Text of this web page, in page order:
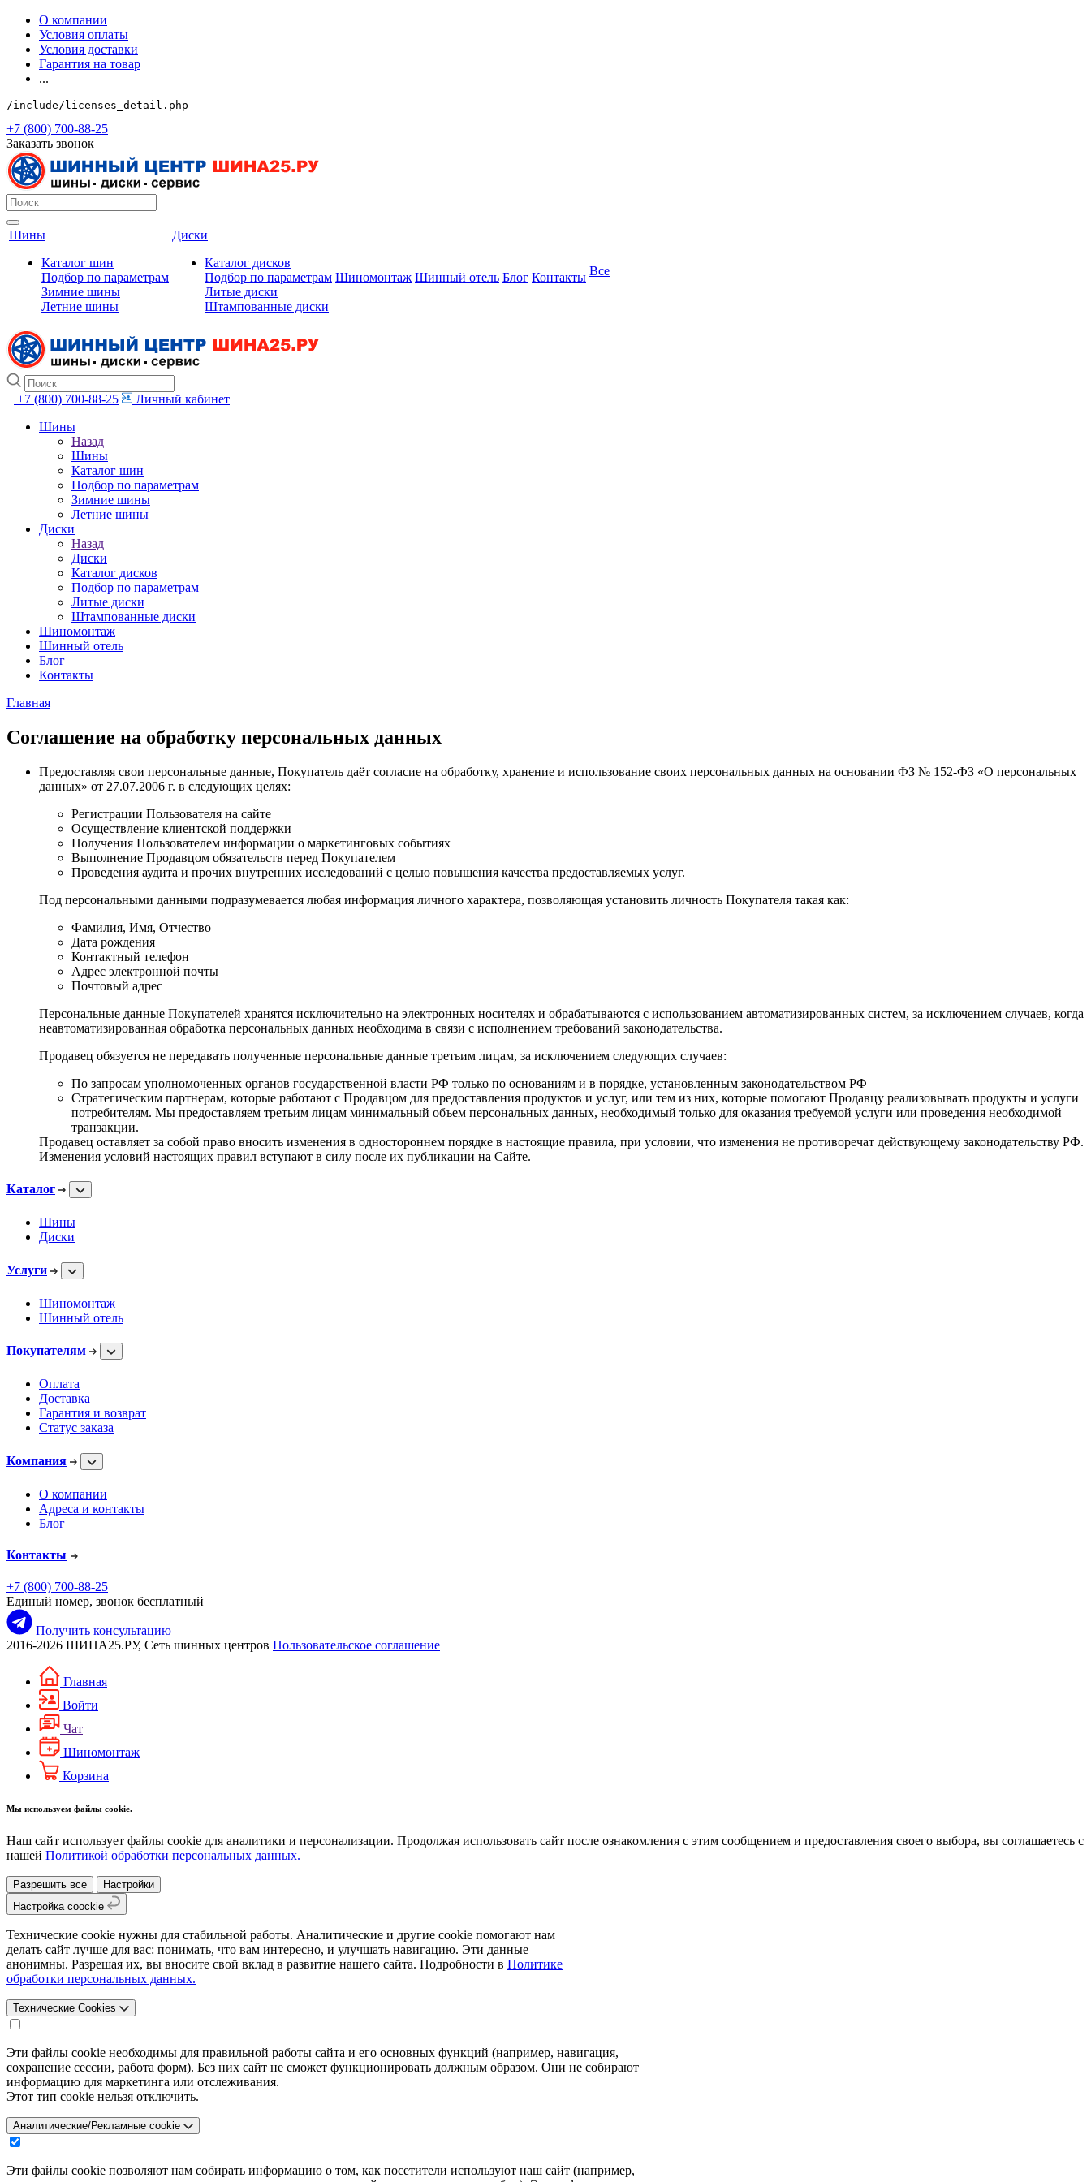
О компании
Условия оплаты
Условия доставки
Гарантия на товар
...
/include/licenses_detail.php
+7 (800) 700-88-25
Заказать звонок
Шины
Каталог шин
Подбор по параметрам
Зимние шины
Летние шины
Диски
Каталог дисков
Подбор по параметрам
Литые диски
Штампованные диски
Шиномонтаж Шинный отель Блог Контакты Все
+7 (800) 700-88-25
Личный кабинет
Шины
Назад
Шины
Каталог шин
Подбор по параметрам
Зимние шины
Летние шины
Диски
Назад
Диски
Каталог дисков
Подбор по параметрам
Литые диски
Штампованные диски
Шиномонтаж
Шинный отель
Блог
Контакты
Главная
Соглашение на обработку персональных данных
Предоставляя свои персональные данные, Покупатель даёт согласие на обработку, хранение и использование своих персональных данных на основании ФЗ № 152-ФЗ «О персональных
данных» от 27.07.2006 г. в следующих целях:
Регистрации Пользователя на сайте
Осуществление клиентской поддержки
Получения Пользователем информации о маркетинговых событиях
Выполнение Продавцом обязательств перед Покупателем
Проведения аудита и прочих внутренних исследований с целью повышения качества предоставляемых услуг.
Под персональными данными подразумевается любая информация личного характера, позволяющая установить личность Покупателя такая как:
Фамилия, Имя, Отчество
Дата рождения
Контактный телефон
Адрес электронной почты
Почтовый адрес
Персональные данные Покупателей хранятся исключительно на электронных носителях и обрабатываются с использованием автоматизированных систем, за исключением случаев, когда
неавтоматизированная обработка персональных данных необходима в связи с исполнением требований законодательства.
Продавец обязуется не передавать полученные персональные данные третьим лицам, за исключением следующих случаев:
По запросам уполномоченных органов государственной власти РФ только по основаниям и в порядке, установленным законодательством РФ
Стратегическим партнерам, которые работают с Продавцом для предоставления продуктов и услуг, или тем из них, которые помогают Продавцу реализовывать продукты и услуги
потребителям. Мы предоставляем третьим лицам минимальный объем персональных данных, необходимый только для оказания требуемой услуги или проведения необходимой
транзакции.
Продавец оставляет за собой право вносить изменения в одностороннем порядке в настоящие правила, при условии, что изменения не противоречат действующему законодательству РФ.
Изменения условий настоящих правил вступают в силу после их публикации на Сайте.
Каталог
Шины
Диски
Услуги
Шиномонтаж
Шинный отель
Покупателям
Оплата
Доставка
Гарантия и возврат
Статус заказа
Компания
О компании
Адреса и контакты
Блог
Контакты
+7 (800) 700-88-25
Единый номер, звонок бесплатный
Получить консультацию
2016-2026 ШИНА25.РУ, Сеть шинных центров Пользовательское соглашение
Главная
Войти
Чат
Шиномонтаж
Корзина
Мы используем файлы cookie.
Наш сайт использует файлы cookie для аналитики и персонализации. Продолжая использовать сайт после ознакомления с этим сообщением и предоставления своего выбора, вы соглашаетесь с
нашей Политикой обработки персональных данных.
Разрешить все
Настройки
Настройка coockie
Технические cookie нужны для стабильной работы. Аналитические и другие cookie помогают нам
делать сайт лучше для вас: понимать, что вам интересно, и улучшать навигацию. Эти данные
анонимны. Разрешая их, вы вносите свой вклад в развитие нашего сайта. Подробности в Политике
обработки персональных данных.
Технические Cookies
Эти файлы cookie необходимы для правильной работы сайта и его основных функций (например, навигация,
сохранение сессии, работа форм). Без них сайт не сможет функционировать должным образом. Они не собирают
информацию для маркетинга или отслеживания.
Этот тип cookie нельзя отключить.
Аналитические/Рекламные cookie
Эти файлы cookie позволяют нам собирать информацию о том, как посетители используют наш сайт (например,